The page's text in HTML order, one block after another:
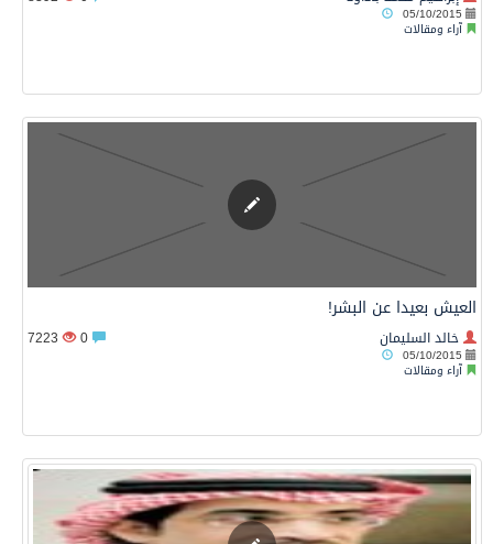
05/10/2015
آراء ومقالات
العيش بعيدا عن البشر!
خالد السليمان
05/10/2015
آراء ومقالات
7223